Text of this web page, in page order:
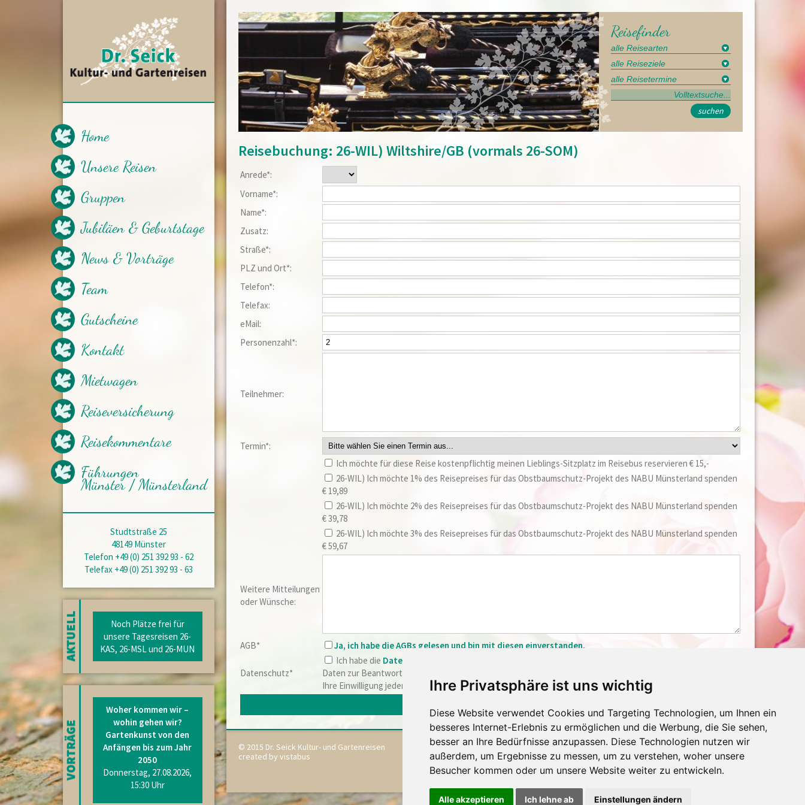
Ihre Privatsphäre ist uns wichtig
Diese Website verwendet Cookies und Targeting Technologien, um Ihnen ein
besseres Internet-Erlebnis zu ermöglichen und die Werbung, die Sie sehen,
besser an Ihre Bedürfnisse anzupassen. Diese Technologien nutzen wir
außerdem, um Ergebnisse zu messen, um zu verstehen, woher unsere
Besucher kommen oder um unsere Website weiter zu entwickeln.
Alle akzeptieren Ich lehne ab Einstellungen ändern
Home
Unsere Reisen
Gartenkreuzfahrten
Gruppen
Jubiläen & Geburtstage
News & Vorträge
Aktuelles
mögliche Vorträge
Kataloganfrage
Empfohlene Partner
Team
Gutscheine
Kontakt
Mietwagen
Reiseversicherung
Reisekommentare
Führungen
Münster / Münsterland
Studtstraße 25
48149 Münster
Telefon +49 (0) 251 392 93 - 62
Telefax +49 (0) 251 392 93 - 63
Noch Plätze frei für
unsere Tagesreisen 26-
KAS, 26-MSL und 26-MUN
Woher kommen wir –
wohin gehen wir?
Gartenkunst von den
Anfängen bis zum Jahr
2050
Donnerstag, 27.08.2026,
15:30 Uhr
Reisefinder
suchen
Reisebuchung: 26-WIL) Wiltshire/GB (vormals 26-SOM)
Anrede*:
Vorname*:
Name*:
Zusatz:
Straße*:
PLZ und Ort*:
Telefon*:
Telefax:
eMail:
Personenzahl*:
Teilnehmer:
Termin*:
Ich möchte für diese Reise kostenpflichtig meinen Lieblings-Sitzplatz im Reisebus reservieren € 15,-
26-WIL) Ich möchte 1% des Reisepreises für das Obstbaumschutz-Projekt des NABU Münsterland spenden
€ 19,89
26-WIL) Ich möchte 2% des Reisepreises für das Obstbaumschutz-Projekt des NABU Münsterland spenden
€ 39,78
26-WIL) Ich möchte 3% des Reisepreises für das Obstbaumschutz-Projekt des NABU Münsterland spenden
€ 59,67
Weitere Mitteilungen
oder Wünsche:
AGB* Ja, ich habe die AGBs gelesen und bin mit diesen einverstanden.
Datenschutz*
Ich habe die Datenschutzerklärung
Daten zur Beantwortung meiner Anfrage elektronisch erhoben und gespeichert werden. Hinweis: Sie können
Ihre Einwilligung jederzeit für die Zukunft per E-Mail aninfo(a)seick.comwiderrufen.
Impressum
Datenschutz
Reisebedingungen
Cookie-Einstellungen
© 2015 Dr. Seick Kultur- und Gartenreisen
created by vistabus